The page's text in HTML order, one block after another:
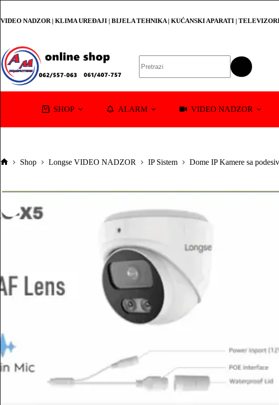
content
VIDEO NADZOR | KLIMA UREĐAJI | BIJELA TEHNIKA | KUĆANSKI APARATI |
results
SHOP ALARM VIDEO NADZOR
Shop Longse VIDEO NADZOR IP Sistem Dome IP Kamere sa